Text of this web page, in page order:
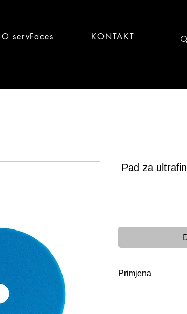
O servFaces KONTAKT
Pad za
Primjena